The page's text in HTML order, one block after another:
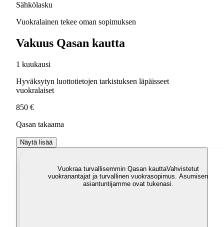
Sähkölasku
Vuokralainen tekee oman sopimuksen
Vakuus Qasan kautta
1 kuukausi
Hyväksytyn luottotietojen tarkistuksen läpäisseet
vuokralaiset
850 €
Qasan takaama
Näytä lisää
Vuokraa turvallisemmin Qasan kauttaVahvistetut
vuokranantajat ja turvallinen vuokrasopimus. Asumisen
asiantuntijamme ovat tukenasi.